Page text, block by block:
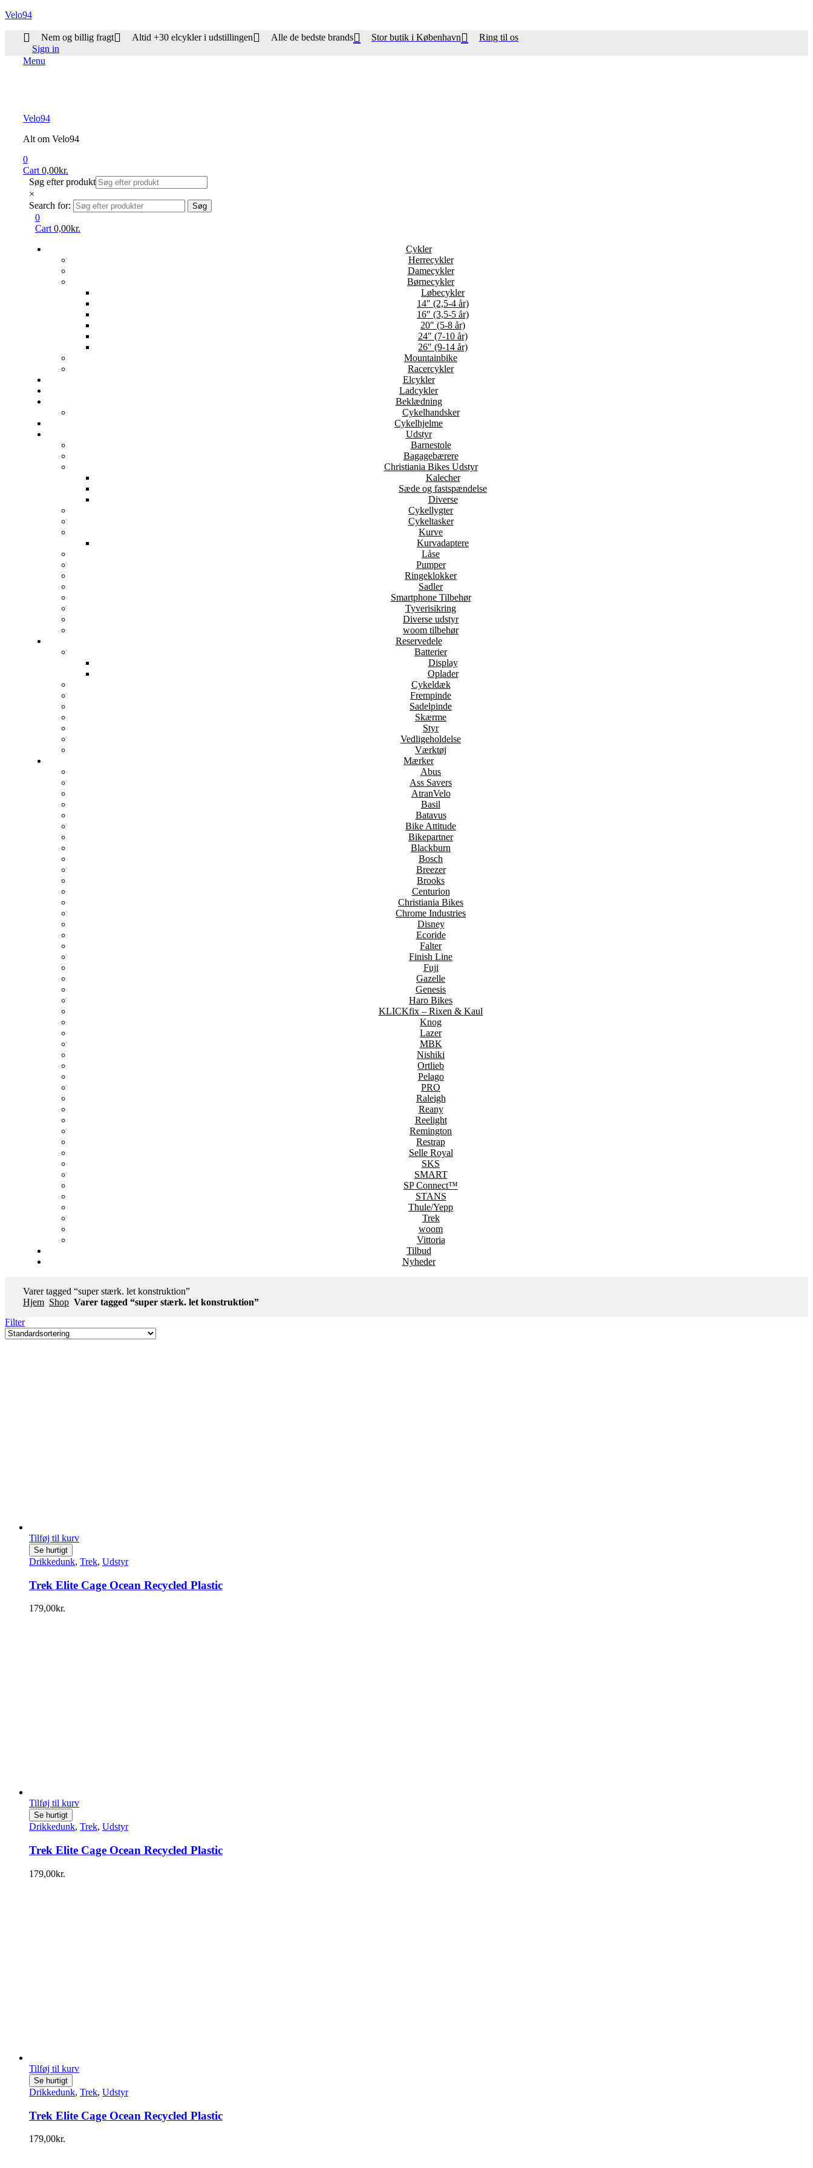
Velo94
Nem og billig fragt Altid +30 elcykler i udstillingen Alle de bedste brands Stor butik i København
Ring til os
Sign in
Menu
Velo94
Alt om Velo94
0
Cart 0,00kr.
Søg efter produkt
×
Search for:
Søg
0
Cart 0,00kr.
Cykler
Herrecykler
Damecykler
Børnecykler
Løbecykler
14″ (2,5-4 år)
16″ (3,5-5 år)
20″ (5-8 år)
24″ (7-10 år)
26″ (9-14 år)
Mountainbike
Racercykler
Elcykler
Ladcykler
Beklædning
Cykelhandsker
Cykelhjelme
Udstyr
Barnestole
Bagagebærere
Christiania Bikes Udstyr
Kalecher
Sæde og fastspændelse
Diverse
Cykellygter
Cykeltasker
Kurve
Kurvadaptere
Låse
Pumper
Ringeklokker
Sadler
Smartphone Tilbehør
Tyverisikring
Diverse udstyr
woom tilbehør
Reservedele
Batterier
Display
Oplader
Cykeldæk
Frempinde
Sadelpinde
Skærme
Styr
Vedligeholdelse
Værktøj
Mærker
Abus
Ass Savers
AtranVelo
Basil
Batavus
Bike Attitude
Bikepartner
Blackburn
Bosch
Breezer
Brooks
Centurion
Christiania Bikes
Chrome Industries
Disney
Ecoride
Falter
Finish Line
Fuji
Gazelle
Genesis
Haro Bikes
KLICKfix – Rixen & Kaul
Knog
Lazer
MBK
Nishiki
Ortlieb
Pelago
PRO
Raleigh
Reany
Reelight
Remington
Restrap
Selle Royal
SKS
SMART
SP Connect™
STANS
Thule/Yepp
Trek
woom
Vittoria
Tilbud
Nyheder
Varer tagged “super stærk. let konstruktion”
Hjem Shop Varer tagged “super stærk. let konstruktion”
Filter
Tilføj til kurv
Se hurtigt
Drikkedunk, Trek, Udstyr
Trek Elite Cage Ocean Recycled Plastic
179,00kr.
Tilføj til kurv
Se hurtigt
Drikkedunk, Trek, Udstyr
Trek Elite Cage Ocean Recycled Plastic
179,00kr.
Tilføj til kurv
Se hurtigt
Drikkedunk, Trek, Udstyr
Trek Elite Cage Ocean Recycled Plastic
179,00kr.